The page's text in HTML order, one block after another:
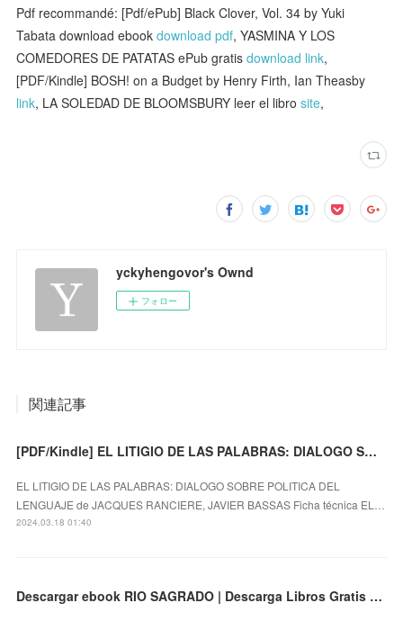
Pdf recommandé: [Pdf/ePub] Black Clover, Vol. 34 by Yuki
Tabata download ebookdownload pdf, YASMINA Y LOS
COMEDORES DE PATATAS ePub gratisdownload link,
[PDF/Kindle] BOSH! on a Budget by Henry Firth, Ian Theasby
link, LA SOLEDAD DE BLOOMSBURY leer el librosite,
yckyhengovor's Ownd
フォロー
関連記事
[PDF/Kindle] EL LITIGIO DE LAS PALABRAS: DIALOGO SOBRE POLITICA DEL LENGUAJE descargar gratis
EL LITIGIO DE LAS PALABRAS: DIALOGO SOBRE POLITICA DEL
LENGUAJE de JACQUES RANCIERE, JAVIER BASSAS Ficha técnica EL…
2024.03.18 01:40
Descargar ebook RIO SAGRADO | Descarga Libros Gratis (PDF - EPUB)